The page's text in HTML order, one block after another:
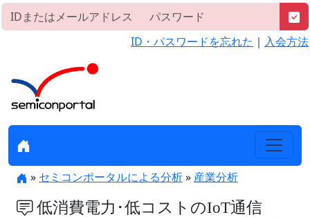
ID・パスワードを忘れた ｜ 入会方法
» セミコンポータルによる分析» 産業分析
低消費電力･低コストのIoT通信